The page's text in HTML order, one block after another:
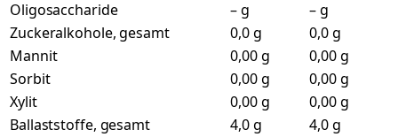
Oligosaccharide
– g
– g
Zuckeralkohole, gesamt
0,0 g
0,0 g
Mannit
0,00 g
0,00 g
Sorbit
0,00 g
0,00 g
Xylit
0,00 g
0,00 g
Ballaststoffe, gesamt
4,0 g
4,0 g